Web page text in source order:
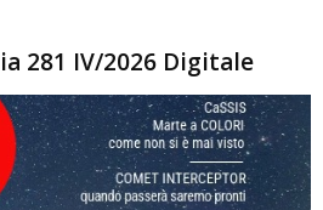
281 IV/2026 Digitale